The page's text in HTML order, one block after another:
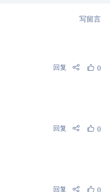
写留言
回复 0
回复 0
回复 0